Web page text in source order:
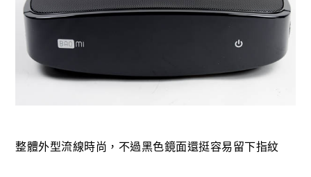
整體外型流線時尚，不過黑色鏡面還挺容易留下指紋